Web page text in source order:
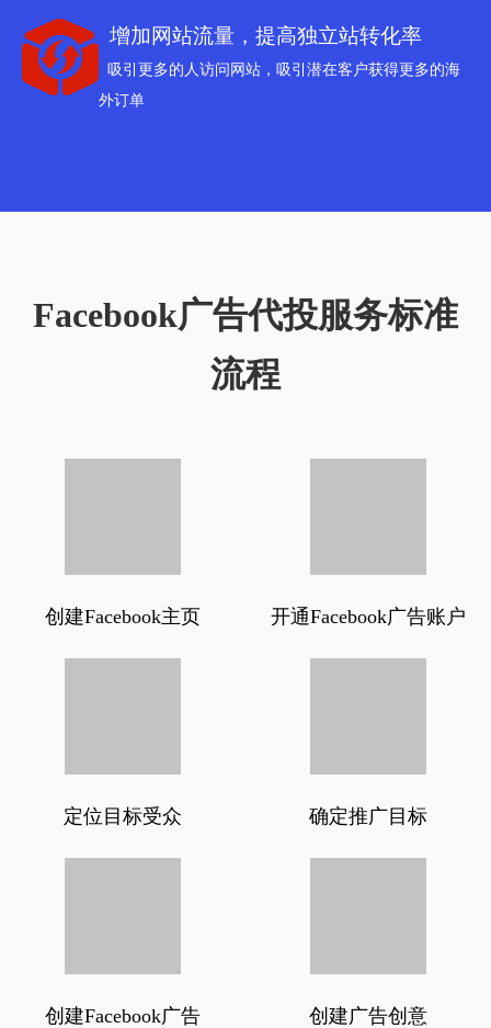
增加网站流量，提高独立站转化率
吸引更多的人访问网站，吸引潜在客户获得更多的海
外订单
Facebook广告代投服务标准
流程
创建Facebook主页 开通Facebook广告账户
定位目标受众 确定推广目标
创建Facebook广告 创建广告创意